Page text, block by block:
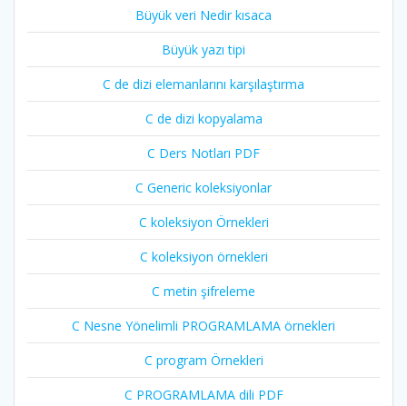
Büyük veri Nedir kısaca
Büyük yazı tipi
C de dizi elemanlarını karşılaştırma
C de dizi kopyalama
C Ders Notları PDF
C Generic koleksiyonlar
C koleksiyon Örnekleri
C koleksiyon örnekleri
C metin şifreleme
C Nesne Yönelimli PROGRAMLAMA örnekleri
C program Örnekleri
C PROGRAMLAMA dili PDF